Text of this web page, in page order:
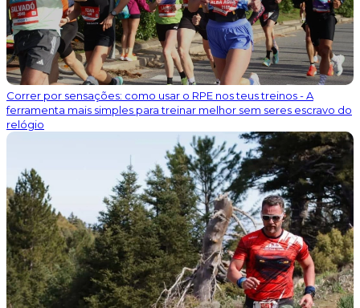
Correr por sensações: como usar o RPE nos teus treinos - A
ferramenta mais simples para treinar melhor sem seres escravo do
relógio